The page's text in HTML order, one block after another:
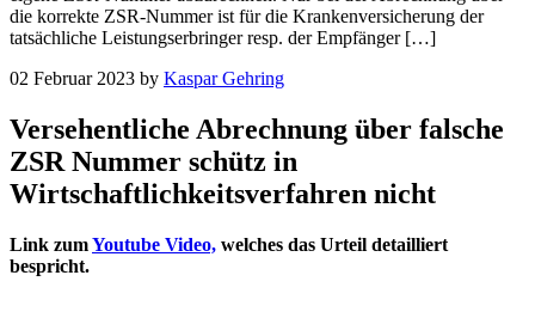
die korrekte ZSR-Nummer ist für die Krankenversicherung der
tatsächliche Leistungserbringer resp. der Empfänger […]
02 Februar 2023 by Kaspar Gehring
Versehentliche Abrechnung über falsche
ZSR Nummer schütz in
Wirtschaftlichkeitsverfahren nicht
Link zumYoutube Video, welches das Urteil detailliert
bespricht.